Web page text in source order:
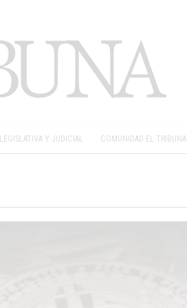
LEGISLATIVA Y JUDICIAL COMUNIDAD EL TRIBUNA